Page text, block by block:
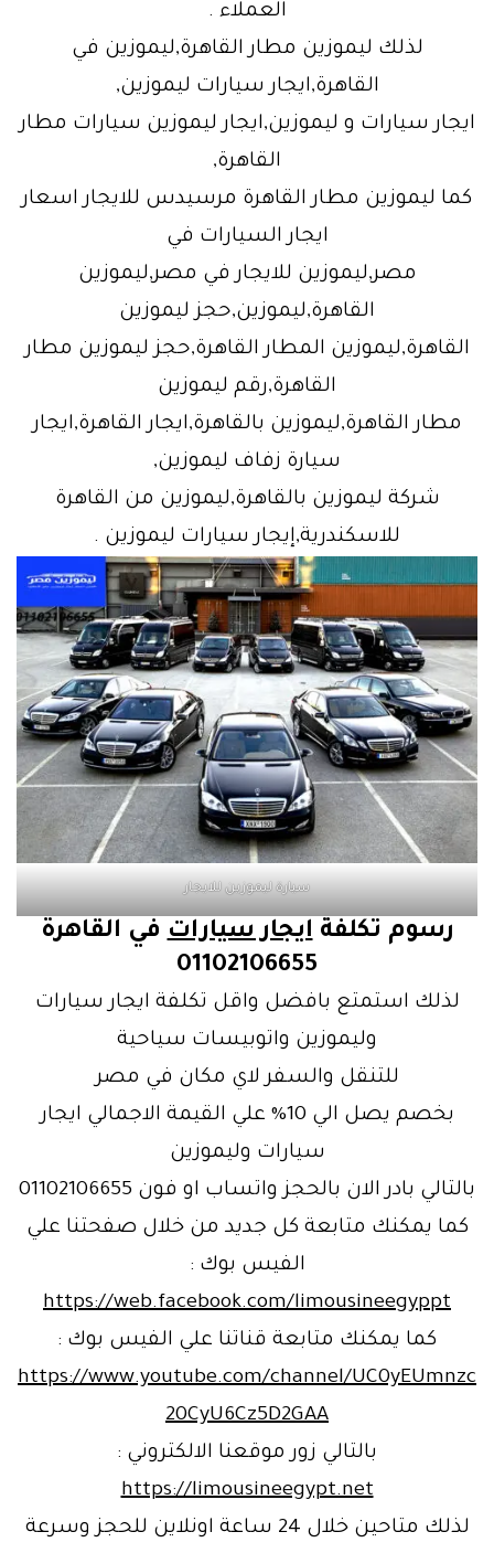
العملاء .
لذلك ليموزين مطار القاهرة,ليموزين في
القاهرة,ايجار سيارات ليموزين,
ايجار سيارات و ليموزين,ايجار ليموزين سيارات مطار
القاهرة,
كما ليموزين مطار القاهرة مرسيدس للايجار اسعار
ايجار السيارات في
مصر,ليموزين للايجار في مصر,ليموزين
القاهرة,ليموزين,حجز ليموزين
القاهرة,ليموزين المطار القاهرة,حجز ليموزين مطار
القاهرة,رقم ليموزين
مطار القاهرة,ليموزين بالقاهرة,ايجار القاهرة,ايجار
سيارة زفاف ليموزين,
شركة ليموزين بالقاهرة,ليموزين من القاهرة
للاسكندرية,إيجار سيارات ليموزين .
سيارة ليموزين للايجار
رسوم تكلفةايجار سياراتفي القاهرة
01102106655
لذلك استمتع بافضل واقل تكلفة ايجار سيارات
وليموزين واتوبيسات سياحية
للتنقل والسفر لاي مكان في مصر
بخصم يصل الي 10% علي القيمة الاجمالي ايجار
سيارات وليموزين
بالتالي بادر الان بالحجز واتساب او فون 01102106655
كما يمكنك متابعة كل جديد من خلال صفحتنا علي
الفيس بوك :
https://web.facebook.com/limousineegyppt
كما يمكنك متابعة قناتنا علي الفيس بوك :
https://www.youtube.com/channel/UC0yEUmnzc
20CyU6Cz5D2GAA
بالتالي زور موقعنا الالكتروني :
https://limousineegypt.net
لذلك متاحين خلال 24 ساعة اونلاين للحجز وسرعة